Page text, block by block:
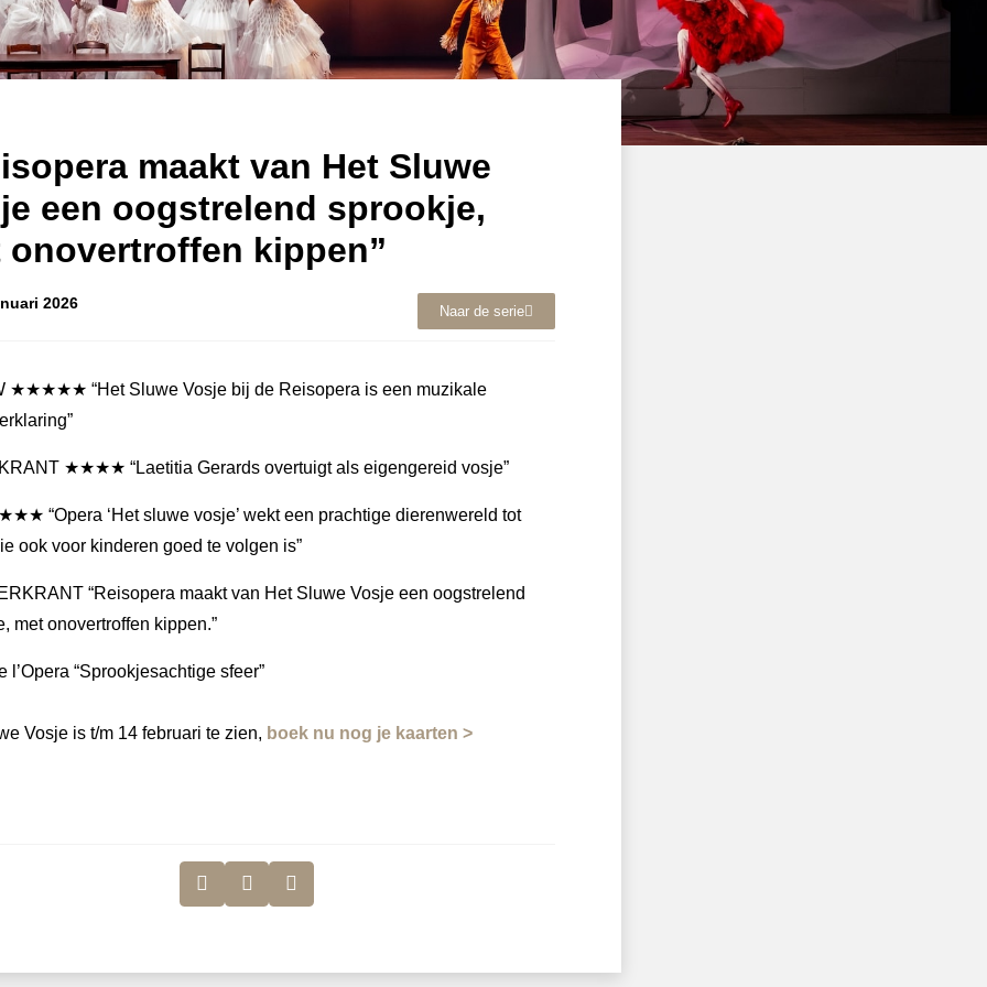
maakt van Het Sluwe
een oogstrelend sprookje,
onovertroffen kippen”
2026 Naar de serie
★★★★★ “Het Sluwe Vosje bij de Reisopera is een muzikale
★★★★ “Laetitia Gerards overtuigt als eigengereid vosje”
“Opera ‘Het sluwe vosje’ wekt een prachtige dierenwereld tot
ook voor kinderen goed te volgen is”
“Reisopera maakt van Het Sluwe Vosje een oogstrelend
met onovertroffen kippen.”
l’Opera “Sprookjesachtige sfeer”
Vosje is t/m 14 februari te zien, boek nu nog je kaarten >